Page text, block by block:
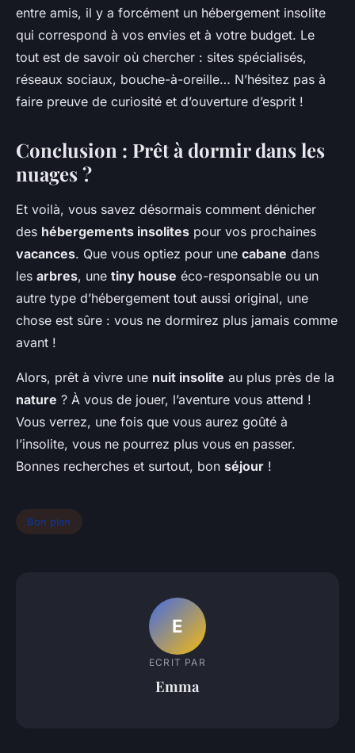
entre amis, il y a forcément un hébergement insolite
qui correspond à vos envies et à votre budget. Le
tout est de savoir où chercher : sites spécialisés,
réseaux sociaux, bouche-à-oreille… N’hésitez pas à
faire preuve de curiosité et d’ouverture d’esprit !
Conclusion : Prêt à dormir dans les
nuages ?
Et voilà, vous savez désormais comment dénicher
des hébergements insolites pour vos prochaines
vacances. Que vous optiez pour une cabane dans
les arbres, une tiny house éco-responsable ou un
autre type d’hébergement tout aussi original, une
chose est sûre : vous ne dormirez plus jamais comme
avant !
Alors, prêt à vivre une nuit insolite au plus près de la
nature ? À vous de jouer, l’aventure vous attend !
Vous verrez, une fois que vous aurez goûté à
l’insolite, vous ne pourrez plus vous en passer.
Bonnes recherches et surtout, bon séjour !
Bon plan
E
ECRIT PAR
Emma